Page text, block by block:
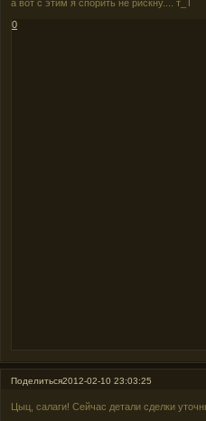
а вот с этим я спорить не рискну.... т_Т
0
Поделиться2012-02-10 23:03:25
Цыц, салаги! Сейчас детали сделки